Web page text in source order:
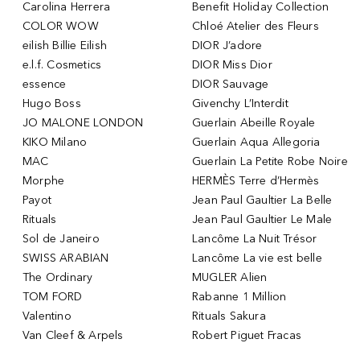
Carolina Herrera
COLOR WOW
eilish Billie Eilish
e.l.f. Cosmetics
essence
Hugo Boss
JO MALONE LONDON
KIKO Milano
MAC
Morphe
Payot
Rituals
Sol de Janeiro
SWISS ARABIAN
The Ordinary
TOM FORD
Valentino
Van Cleef & Arpels
Benefit Holiday Collection
Chloé Atelier des Fleurs
DIOR J’adore
DIOR Miss Dior
DIOR Sauvage
Givenchy L’Interdit
Guerlain Abeille Royale
Guerlain Aqua Allegoria
Guerlain La Petite Robe Noire
HERMÈS Terre d’Hermès
Jean Paul Gaultier La Belle
Jean Paul Gaultier Le Male
Lancôme La Nuit Trésor
Lancôme La vie est belle
MUGLER Alien
Rabanne 1 Million
Rituals Sakura
Robert Piguet Fracas